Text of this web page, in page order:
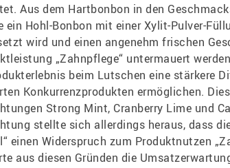
Aus dem Hartbonbon in den
ein Hohl-Bonbon mit einer Xylit-Pulver-
wird und einen angenehm frischen
„Zahnpflege“ untermauert
beim Lutschen eine stärkere
Konkurrenzprodukten ermöglichen.
Strong Mint, Cranberry Lime und
stellte sich allerdings heraus, dass
einen Widerspruch zum Produktnutzen
aus diesen Gründen die